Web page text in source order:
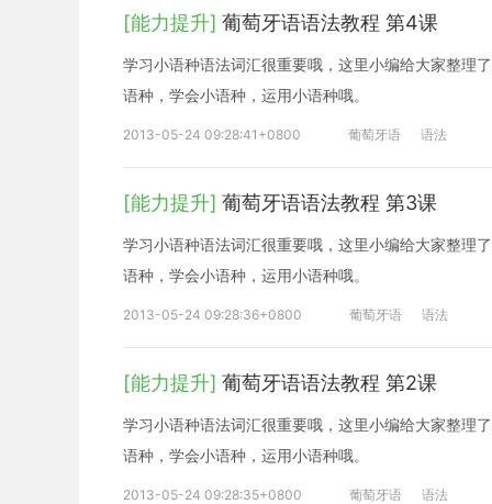
[能力提升] 葡萄牙语语法教程 第4课
学习小语种语法词汇很重要哦，这里小编给大家整理
语种，学会小语种，运用小语种哦。
2013-05-24 09:28:41+0800 葡萄牙语 语法
[能力提升] 葡萄牙语语法教程 第3课
学习小语种语法词汇很重要哦，这里小编给大家整理
语种，学会小语种，运用小语种哦。
2013-05-24 09:28:36+0800 葡萄牙语 语法
[能力提升] 葡萄牙语语法教程 第2课
学习小语种语法词汇很重要哦，这里小编给大家整理
语种，学会小语种，运用小语种哦。
2013-05-24 09:28:35+0800 葡萄牙语 语法